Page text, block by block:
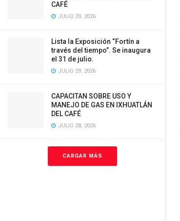
CAFÉ
JULIO 29, 2026
Lista la Exposición “Fortín a
través del tiempo”. Se inaugura
el 31 de julio.
JULIO 29, 2026
CAPACITAN SOBRE USO Y
MANEJO DE GAS EN IXHUATLÁN
DEL CAFÉ
JULIO 28, 2026
CARGAR MÁS